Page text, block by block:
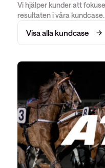
Vi hjälper kunder att
resultaten i våra kundcase.
Visa alla kundcase